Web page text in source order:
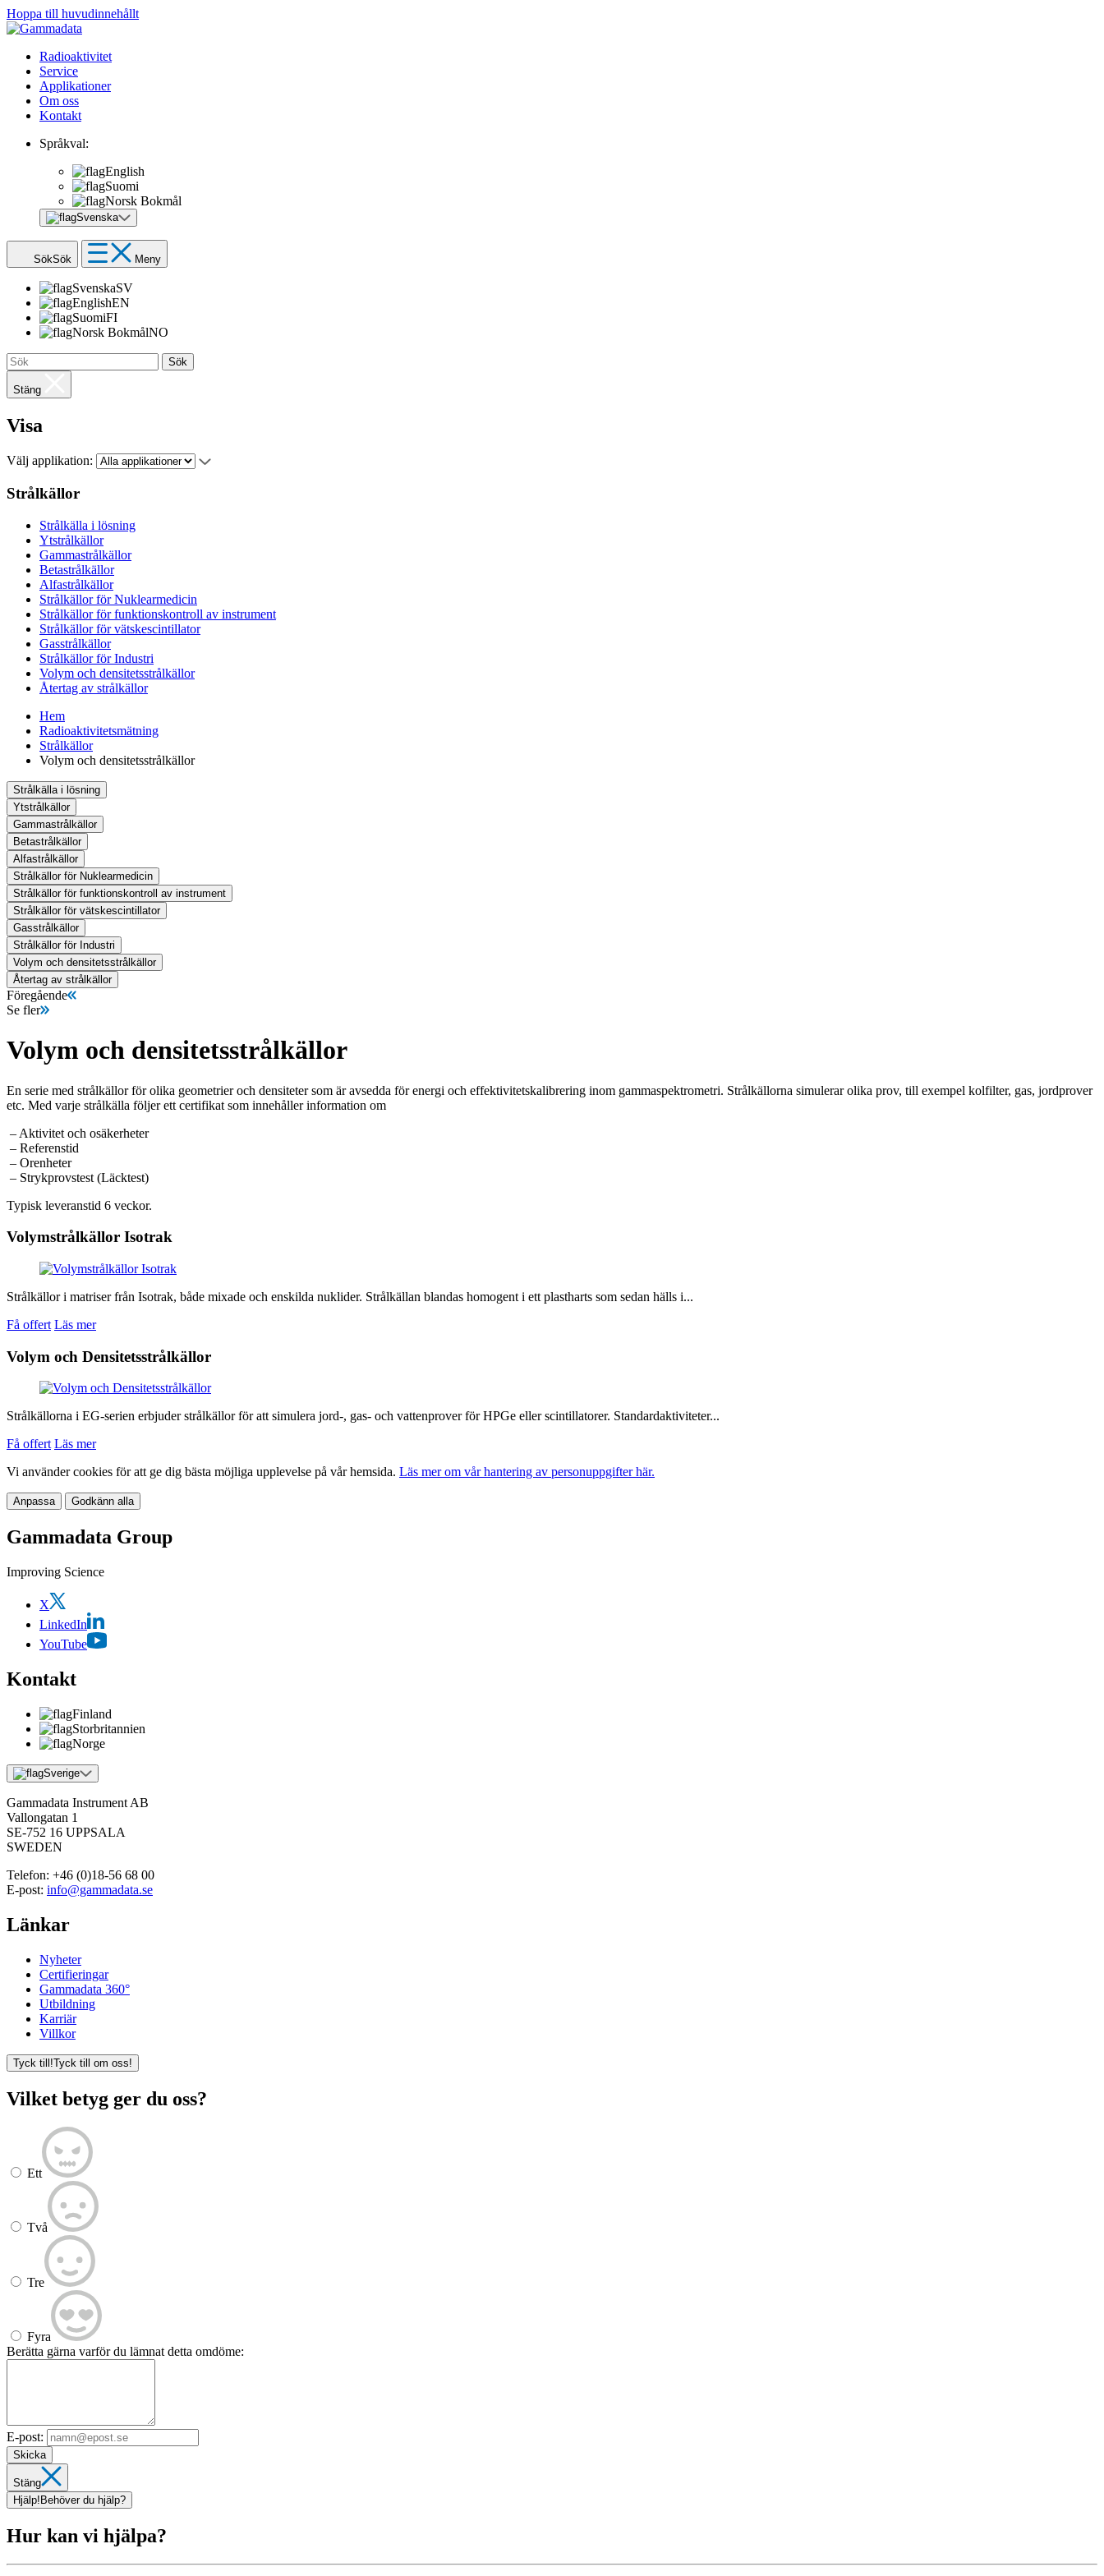
Hoppa till huvudinnehållt
Radioaktivitet
Service
Applikationer
Om oss
Kontakt
Språkval:
English
Suomi
Norsk Bokmål
Svenska
SökSök Meny
SvenskaSV
EnglishEN
SuomiFI
Norsk BokmålNO
Sök
Stäng
Visa
Välj applikation:
Strålkällor
Strålkälla i lösning
Ytstrålkällor
Gammastrålkällor
Betastrålkällor
Alfastrålkällor
Strålkällor för Nuklearmedicin
Strålkällor för funktionskontroll av instrument
Strålkällor för vätskescintillator
Gasstrålkällor
Strålkällor för Industri
Volym och densitetsstrålkällor
Återtag av strålkällor
Hem
Radioaktivitetsmätning
Strålkällor
Volym och densitetsstrålkällor
Strålkälla i lösning
Ytstrålkällor
Gammastrålkällor
Betastrålkällor
Alfastrålkällor
Strålkällor för Nuklearmedicin
Strålkällor för funktionskontroll av instrument
Strålkällor för vätskescintillator
Gasstrålkällor
Strålkällor för Industri
Volym och densitetsstrålkällor
Återtag av strålkällor
Föregående
Se fler
Volym och densitetsstrålkällor
En serie med strålkällor för olika geometrier och densiteter som är avsedda för energi och effektivitetskalibrering inom gammaspektrometri. Strålkällorna simulerar olika prov, till exempel kolfilter, gas, jordprover
etc. Med varje strålkälla följer ett certifikat som innehåller information om
– Aktivitet och osäkerheter
– Referenstid
– Orenheter
– Strykprovstest (Läcktest)
Typisk leveranstid 6 veckor.
Volymstrålkällor Isotrak
Strålkällor i matriser från Isotrak, både mixade och enskilda nuklider. Strålkällan blandas homogent i ett plastharts som sedan hälls i...
Få offert Läs mer
Volym och Densitetsstrålkällor
Strålkällorna i EG-serien erbjuder strålkällor för att simulera jord-, gas- och vattenprover för HPGe eller scintillatorer. Standardaktiviteter...
Få offert Läs mer
Vi använder cookies för att ge dig bästa möjliga upplevelse på vår hemsida. Läs mer om vår hantering av personuppgifter här.
Anpassa Godkänn alla
Gammadata Group
Improving Science
X
LinkedIn
YouTube
Kontakt
Finland
Storbritannien
Norge
Sverige
Gammadata Instrument AB
Vallongatan 1
SE-752 16 UPPSALA
SWEDEN
Telefon: +46 (0)18-56 68 00
E-post: info@gammadata.se
Länkar
Nyheter
Certifieringar
Gammadata 360°
Utbildning
Karriär
Villkor
Tyck till!Tyck till om oss!
Vilket betyg ger du oss?
Ett
Två
Tre
Fyra
Berätta gärna varför du lämnat detta omdöme:
E-post:
Skicka
Stäng
Hjälp! Behöver du hjälp?
Hur kan vi hjälpa?